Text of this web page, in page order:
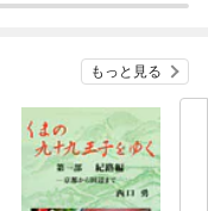
もっと見る